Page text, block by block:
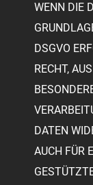
WENN DIE
DSGVO
RECHT,
DATEN
AUCH FÜR